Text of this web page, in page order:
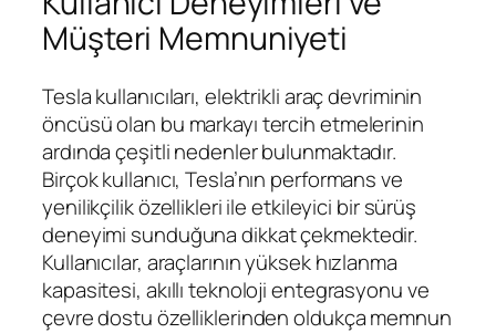
Müşteri Memnuniyeti
Tesla kullanıcıları, elektrikli araç devriminin
öncüsü olan bu markayı tercih etmelerinin
ardında çeşitli nedenler bulunmaktadır.
Birçok kullanıcı, Tesla’nın performans ve
yenilikçilik özellikleri ile etkileyici bir sürüş
deneyimi sunduğuna dikkat çekmektedir.
Kullanıcılar, araçlarının yüksek hızlanma
kapasitesi, akıllı teknoloji entegrasyonu ve
çevre dostu özelliklerinden oldukça memnun